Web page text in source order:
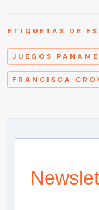
ETIQUETAS DE
JUEGOS
FRANCISCA